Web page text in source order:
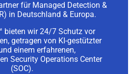
für Managed Detection &
in Deutschland & Europa.
bieten wir 24/7 Schutz vor
getragen von KI-gestützter
einem erfahrenen,
Security Operations Center
(SOC).